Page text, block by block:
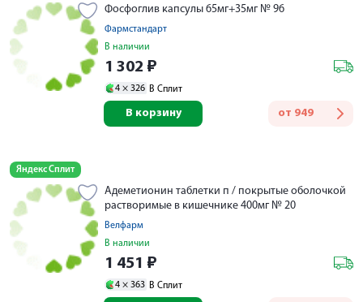
Фосфоглив капсулы 65мг+35мг № 96
Фармстандарт
В наличии
1 302 ₽
4 × 326 В Сплит
от 949
В корзину
Яндекс Сплит
Адеметионин таблетки п / покрытые оболочкой
растворимые в кишечнике 400мг № 20
Велфарм
В наличии
1 451 ₽
4 × 363 В Сплит